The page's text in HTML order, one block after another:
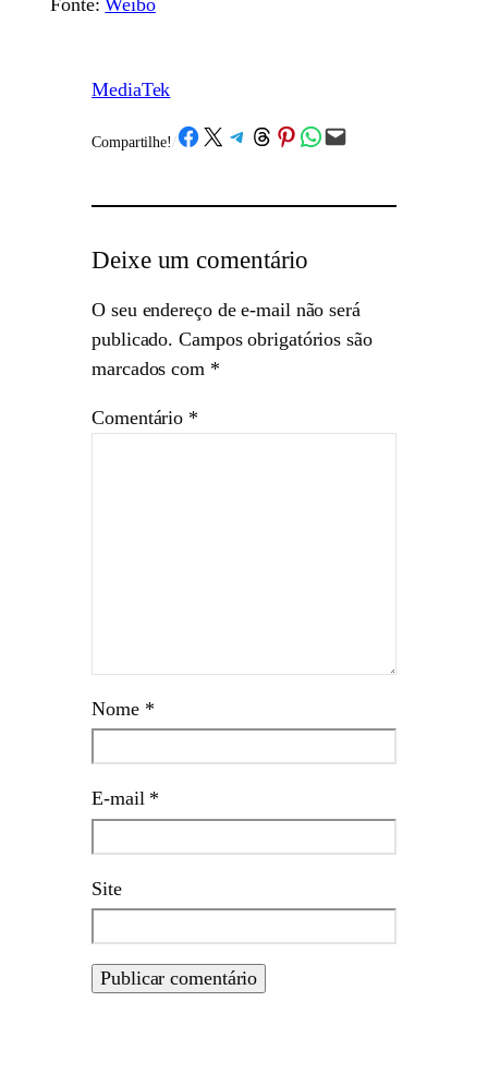
MediaTek
Compartilhe! /Share on Facebook
Share on X Share on Telegram
Share on Threads
Share on Pinterest
Share on WhatsApp
Email this Page
Deixe um comentário
O seu endereço de e-mail não será
publicado. Campos obrigatórios são
marcados com *
Comentário *
Nome *
E-mail *
Site